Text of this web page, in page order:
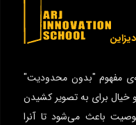
مفهوم "بدون محدودیت"
خیال برای به تصویر کشیدن
باعث می‌شود تا آنرا